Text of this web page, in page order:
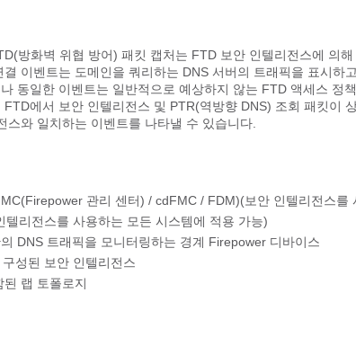
방화벽 위협 방어) 패킷 캡처는 FTD 보안 인텔리전스에 의
이벤트는 도메인을 쿼리하는 DNS 서버의 트래픽을 표시하
동일한 이벤트는 일반적으로 예상하지 않는 FTD 액세스 정
에서 보안 인텔리전스 및 PTR(역방향 DNS) 조회 패킷이
와 일치하는 이벤트를 나타낼 수 있습니다.
관리 센터) / cdFMC / FDM)(보안 인텔리전스를
리전스를 사용하는 모든 시스템에 적용 가능)
DNS 트래픽을 모니터링하는 경계 Firepower 디바이스
성된 보안 인텔리전스
랩 토폴로지